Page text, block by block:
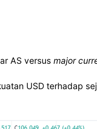
AS versus major
USD terhadap